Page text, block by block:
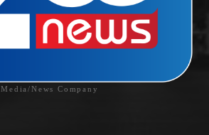
Media/News Company